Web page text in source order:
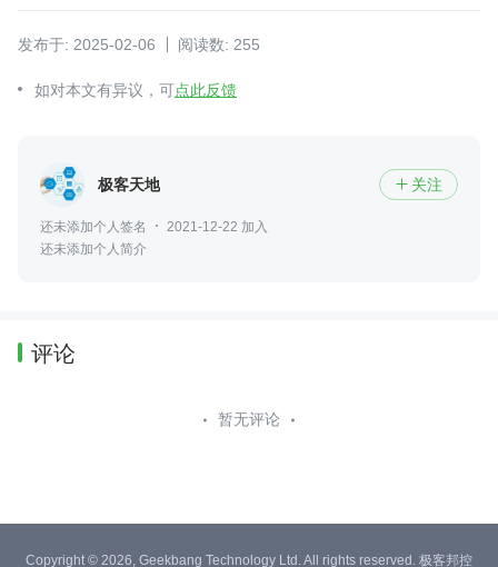
发布于: 2025-02-06 阅读数: 255
如对本文有异议，可点此反馈
极客天地  关注
还未添加个人签名
2021-12-22 加入
还未添加个人简介
评论
暂无评论
Copyright © 2026, Geekbang Technology Ltd. All rights reserved. 极客邦控